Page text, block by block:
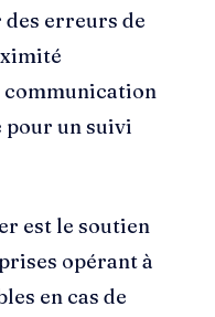
erreurs de
communication
un suivi
est le soutien
opérant à
en cas de